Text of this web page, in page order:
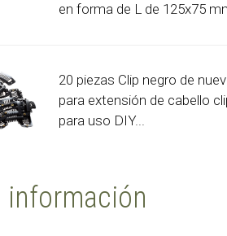
en forma de L de 125x75
20 piezas Clip negro de
para extensión de cabello
para uso DIY...
información